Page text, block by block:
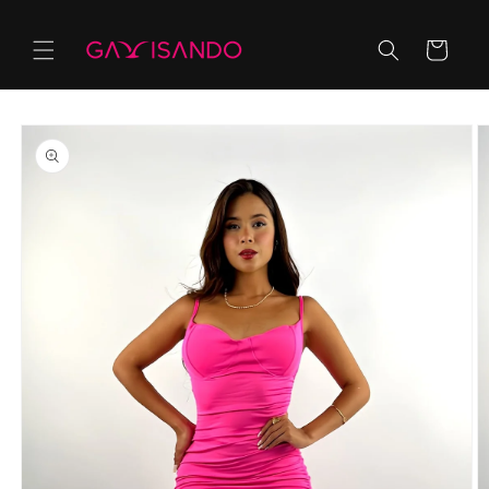
al contenido
Carrito
directamente
a la
información